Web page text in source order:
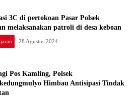
3C di pertokoan Pasar Polsek
melaksanakan patroli di desa keboan
28 Agustus 2024
Pos Kamling, Polsek
Himbau Antisipasi Tindak